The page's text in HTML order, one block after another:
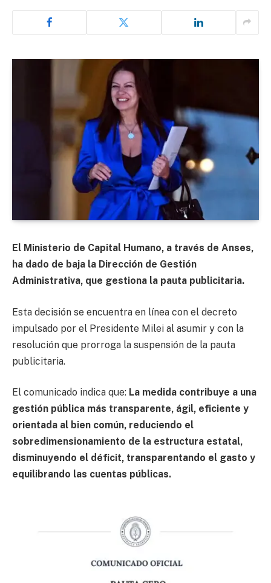
El Ministerio de Capital Humano, a través de Anses,
ha dado de baja la Dirección de Gestión
Administrativa, que gestiona la pauta publicitaria.
Esta decisión se encuentra en línea con el decreto
impulsado por el Presidente Milei al asumir y con la
resolución que prorroga la suspensión de la pauta
publicitaria.
El comunicado indica que: La medida contribuye a una
gestión pública más transparente, ágil, eficiente y
orientada al bien común, reduciendo el
sobredimensionamiento de la estructura estatal,
disminuyendo el déficit, transparentando el gasto y
equilibrando las cuentas públicas.